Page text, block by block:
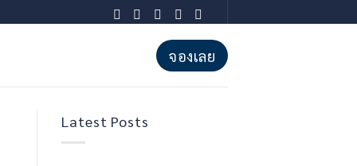
จองเลย
Latest Posts